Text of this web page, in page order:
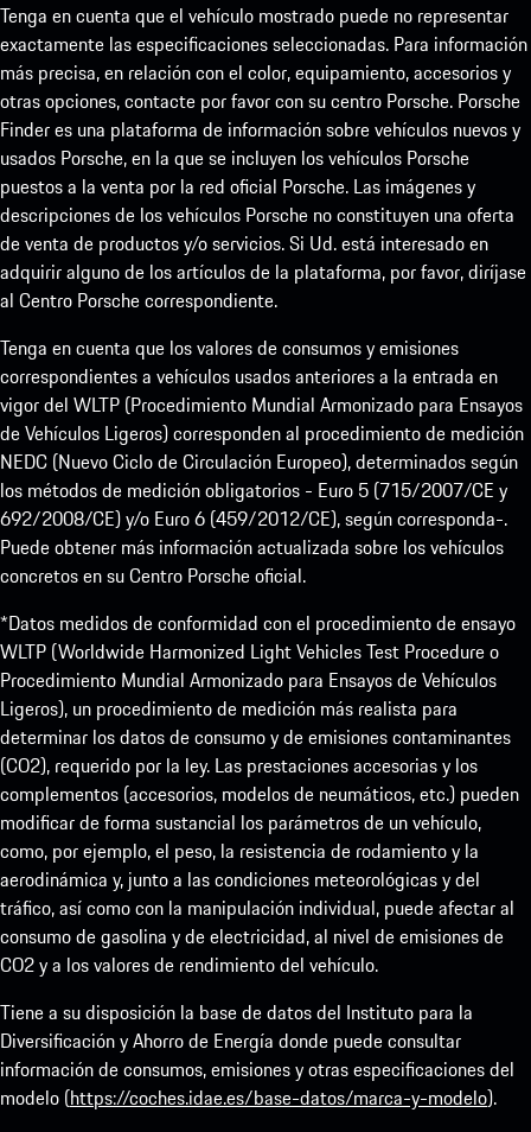
Tenga en cuenta que el vehículo mostrado puede no representar
exactamente las especificaciones seleccionadas. Para información
más precisa, en relación con el color, equipamiento, accesorios y
otras opciones, contacte por favor con su centro Porsche. Porsche
Finder es una plataforma de información sobre vehículos nuevos y
usados Porsche, en la que se incluyen los vehículos Porsche
puestos a la venta por la red oficial Porsche. Las imágenes y
descripciones de los vehículos Porsche no constituyen una oferta
de venta de productos y/o servicios. Si Ud. está interesado en
adquirir alguno de los artículos de la plataforma, por favor, diríjase
al Centro Porsche correspondiente.
Tenga en cuenta que los valores de consumos y emisiones
correspondientes a vehículos usados anteriores a la entrada en
vigor del WLTP (Procedimiento Mundial Armonizado para Ensayos
de Vehículos Ligeros) corresponden al procedimiento de medición
NEDC (Nuevo Ciclo de Circulación Europeo), determinados según
los métodos de medición obligatorios - Euro 5 (715/2007/CE y
692/2008/CE) y/o Euro 6 (459/2012/CE), según corresponda-.
Puede obtener más información actualizada sobre los vehículos
concretos en su Centro Porsche oficial.
*Datos medidos de conformidad con el procedimiento de ensayo
WLTP (Worldwide Harmonized Light Vehicles Test Procedure o
Procedimiento Mundial Armonizado para Ensayos de Vehículos
Ligeros), un procedimiento de medición más realista para
determinar los datos de consumo y de emisiones contaminantes
(CO2), requerido por la ley. Las prestaciones accesorias y los
complementos (accesorios, modelos de neumáticos, etc.) pueden
modificar de forma sustancial los parámetros de un vehículo,
como, por ejemplo, el peso, la resistencia de rodamiento y la
aerodinámica y, junto a las condiciones meteorológicas y del
tráfico, así como con la manipulación individual, puede afectar al
consumo de gasolina y de electricidad, al nivel de emisiones de
CO2 y a los valores de rendimiento del vehículo.
Tiene a su disposición la base de datos del Instituto para la
Diversificación y Ahorro de Energía donde puede consultar
información de consumos, emisiones y otras especificaciones del
modelo (https://coches.idae.es/base-datos/marca-y-modelo).